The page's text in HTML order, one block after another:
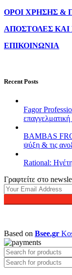
ΟΡΟΙ ΧΡΗΣΗΣ
ΑΠΟΣΤΟΛΕΣ ΚΑΙ
ΕΠΙΚΟΙΝΩΝΙΑ
Recent Posts
Fagor
BAMBAS
ψύξη & τις
Rational:
Γραφτείτε στο
Based on Bsee.gr